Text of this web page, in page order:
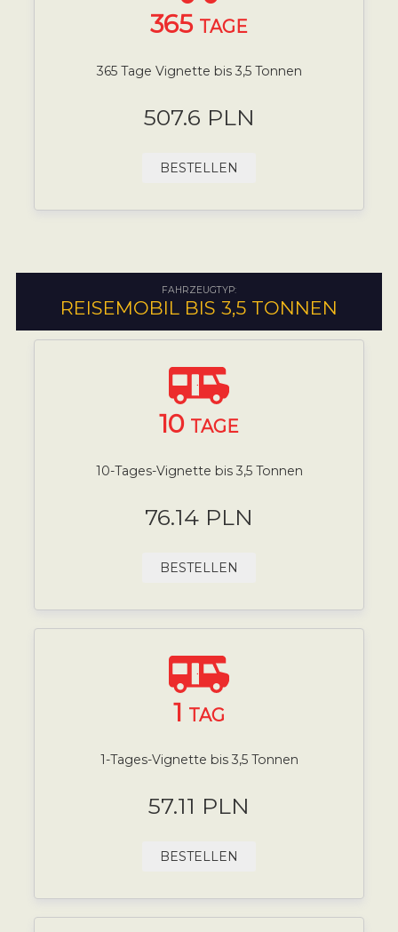
365 TAGE
365 Tage Vignette bis 3,5 Tonnen
507.6 PLN
BESTELLEN
FAHRZEUGTYP:
REISEMOBIL BIS 3,5 TONNEN
10 TAGE
10-Tages-Vignette bis 3,5 Tonnen
76.14 PLN
BESTELLEN
1 TAG
1-Tages-Vignette bis 3,5 Tonnen
57.11 PLN
BESTELLEN